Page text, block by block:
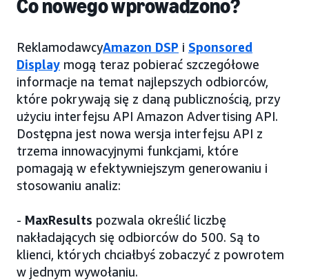
Co nowego wprowadzono?
ReklamodawcyAmazon DSP i Sponsored
Display mogą teraz pobierać szczegółowe
informacje na temat najlepszych odbiorców,
które pokrywają się z daną publicznością, przy
użyciu interfejsu API Amazon Advertising API.
Dostępna jest nowa wersja interfejsu API z
trzema innowacyjnymi funkcjami, które
pomagają w efektywniejszym generowaniu i
stosowaniu analiz:
- MaxResults pozwala określić liczbę
nakładających się odbiorców do 500. Są to
klienci, których chciałbyś zobaczyć z powrotem
w jednym wywołaniu.